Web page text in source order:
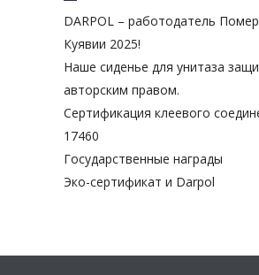
DARPOL – работодатель
Куявии 2025!
Наше сиденье для унитаза
авторским правом.
Сертификация клеевого
17460
Государственные награды
Эко-сертификат и Darpol